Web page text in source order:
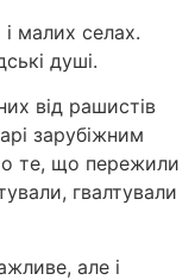
малих селах.
душі.
від рашистів
зарубіжним
те, що пережили
гвалтували
але і